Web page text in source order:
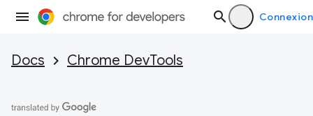
Connexion
Docs Chrome DevTools